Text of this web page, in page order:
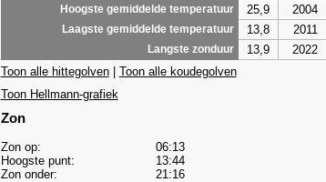
Hoogste gemiddelde temperatuur 25,9 2004
Laagste gemiddelde temperatuur 13,8 2011
Langste zonduur 13,9
2022
Toon alle hittegolven| Toon alle koudegolven
Toon Hellmann-grafiek
Zon
Zon op:
06:13
Hoogste punt:
13:44
Zon onder:
21:16